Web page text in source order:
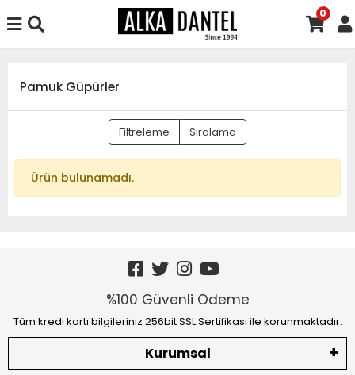
0
Pamuk Güpürler
Filtreleme Sıralama
Ürün bulunamadı.
%100 Güvenli Ödeme
Tüm kredi kartı bilgileriniz 256bit SSL Sertifikası ile korunmaktadır.
Kurumsal